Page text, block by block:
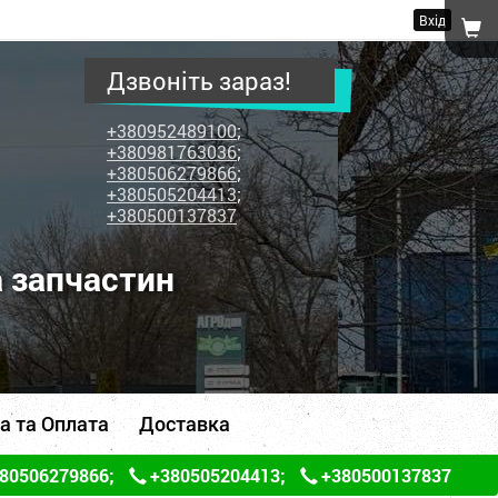
Вхід
Дзвоніть зараз!
+380952489100;
+380981763036;
+380506279866;
+380505204413;
+380500137837
запчастин
та Оплата Доставка
; +380505204413; +380500137837